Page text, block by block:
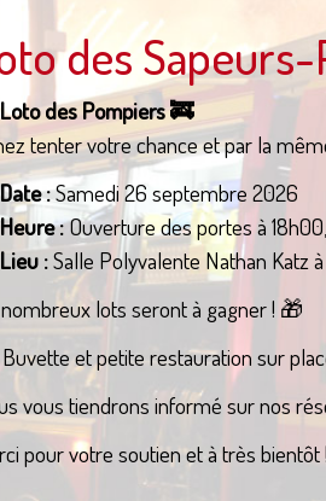
des
Loto des Pompiers 🚒
tenter votre chance et par la
Date :Samedi 26 septembre 2026
Heure :Ouverture des portes à
Lieu :Salle Polyvalente Nathan Katz
lots seront à gagner ! 🎁
et petite restauration sur
vous tiendrons informé sur nos
pour votre soutien et à très bientôt !